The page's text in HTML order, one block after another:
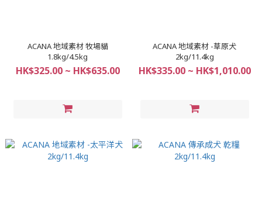
ACANA 地域素材 牧場貓
1.8kg/4.5kg
HK$325.00 ~ HK$635.00
ACANA 地域素材 -草原犬
2kg/11.4kg
HK$335.00 ~ HK$1,010.00